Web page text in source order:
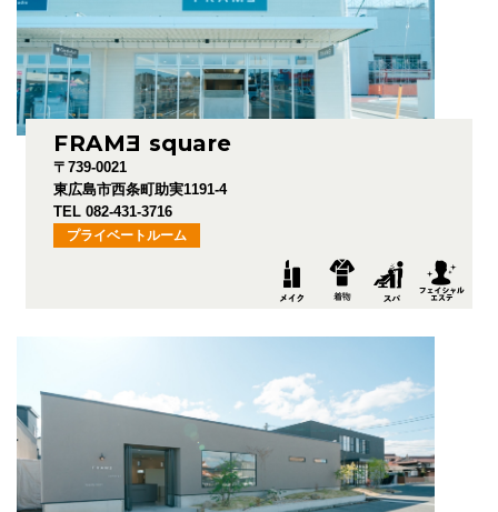
FRAME square
〒739-0021
東広島市西条町助実1191-4
TEL 082-431-3716
プライベートルーム